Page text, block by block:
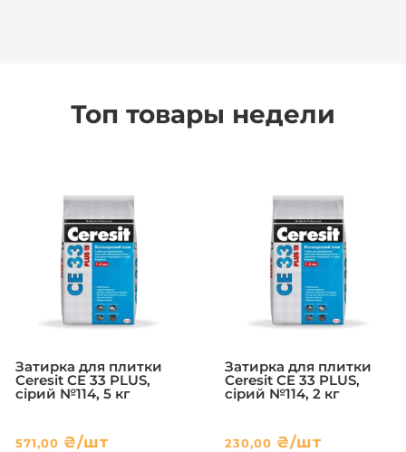
Топ товары недели
Затирка для плитки
Ceresit CE 33 PLUS,
сірий №114, 5 кг
571,00 ₴/шт
Затирка для плитки
Ceresit CE 33 PLUS,
сірий №114, 2 кг
230,00 ₴/шт